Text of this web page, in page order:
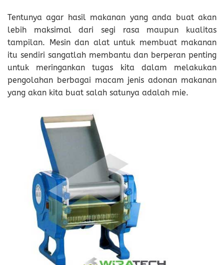
Tentunya agar hasil makanan yang anda buat akan
lebih maksimal dari segi rasa maupun kualitas
tampilan. Mesin dan alat untuk membuat makanan
itu sendiri sangatlah membantu dan berperan penting
untuk meringankan tugas kita dalam melakukan
pengolahan berbagai macam jenis adonan makanan
yang akan kita buat salah satunya adalah mie.